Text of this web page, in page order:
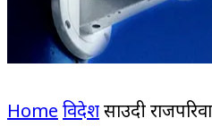
Home विदेशसाउदी